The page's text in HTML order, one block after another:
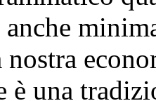
è una